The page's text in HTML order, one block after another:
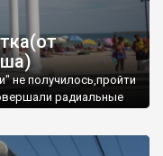
не получилось,пройти
радиальные